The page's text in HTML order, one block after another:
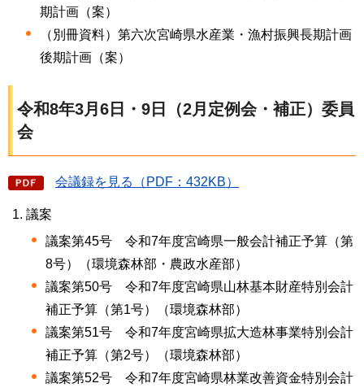
期計画（案）
（別冊資料）第六次宮崎県水産業・漁村振興長期計画
後期計画（案）
令和8年3月6日・9日（2月定例会・補正）委員
会
会議録を見る（PDF：432KB）
議案
議案第45号 令和7年度宮崎県一般会計補正予算（第
8号）（環境森林部・農政水産部）
議案第50号 令和7年度宮崎県山林基本財産特別会計
補正予算（第1号）（環境森林部）
議案第51号 令和7年度宮崎県拡大造林事業特別会計
補正予算（第2号）（環境森林部）
議案第52号 令和7年度宮崎県林業改善資金特別会計